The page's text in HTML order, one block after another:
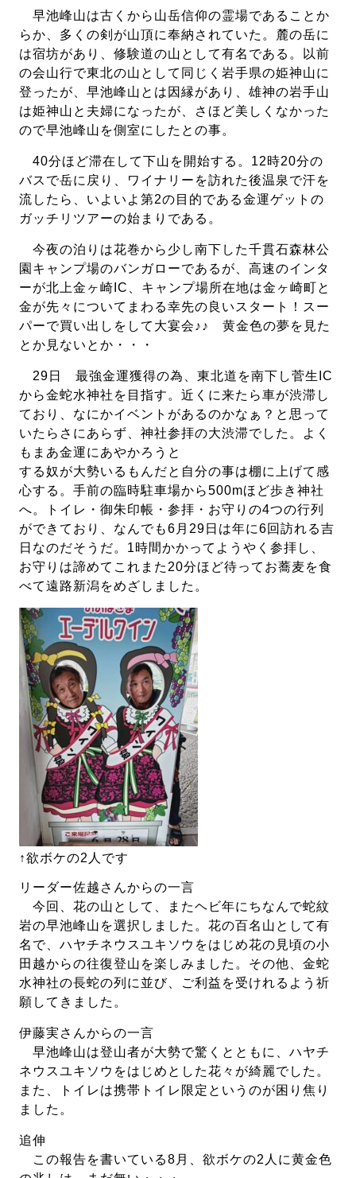
早池峰山は古くから山岳信仰の霊場であることか
らか、多くの剣が山頂に奉納されていた。麓の岳に
は宿坊があり、修験道の山として有名である。以前
の会山行で東北の山として同じく岩手県の姫神山に
登ったが、早池峰山とは因縁があり、雄神の岩手山
は姫神山と夫婦になったが、さほど美しくなかった
ので早池峰山を側室にしたとの事。
40分ほど滞在して下山を開始する。12時20分の
バスで岳に戻り、ワイナリーを訪れた後温泉で汗を
流したら、いよいよ第2の目的である金運ゲットの
ガッチリツアーの始まりである。
今夜の泊りは花巻から少し南下した千貫石森林公
園キャンプ場のバンガローであるが、高速のインタ
ーが北上金ヶ崎IC、キャンプ場所在地は金ヶ崎町と
金が先々についてまわる幸先の良いスタート！スー
パーで買い出しをして大宴会♪♪ 黄金色の夢を見た
とか見ないとか・・・
29日 最強金運獲得の為、東北道を南下し菅生IC
から金蛇水神社を目指す。近くに来たら車が渋滞し
ており、なにかイベントがあるのかなぁ？と思って
いたらさにあらず、神社参拝の大渋滞でした。よく
もまあ金運にあやかろうと
する奴が大勢いるもんだと自分の事は棚に上げて感
心する。手前の臨時駐車場から500mほど歩き神社
へ。トイレ・御朱印帳・参拝・お守りの4つの行列
ができており、なんでも6月29日は年に6回訪れる吉
日なのだそうだ。1時間かかってようやく参拝し、
お守りは諦めてこれまた20分ほど待ってお蕎麦を食
べて遠路新潟をめざしました。
↑欲ボケの2人です
リーダー佐越さんからの一言
今回、花の山として、またヘビ年にちなんで蛇紋
岩の早池峰山を選択しました。花の百名山として有
名で、ハヤチネウスユキソウをはじめ花の見頃の小
田越からの往復登山を楽しみました。その他、金蛇
水神社の長蛇の列に並び、ご利益を受けれるよう祈
願してきました。
伊藤実さんからの一言
早池峰山は登山者が大勢で驚くとともに、ハヤチ
ネウスユキソウをはじめとした花々が綺麗でした。
また、トイレは携帯トイレ限定というのが困り焦り
ました。
追伸
この報告を書いている8月、欲ボケの2人に黄金色